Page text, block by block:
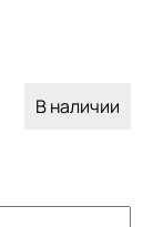
В наличии